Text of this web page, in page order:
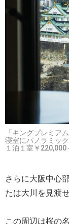
「キングプレミア
寝室にパノラミッ
１泊１室￥220,000
さらに大阪中心
たは大川を見渡せ
この周辺は桜の